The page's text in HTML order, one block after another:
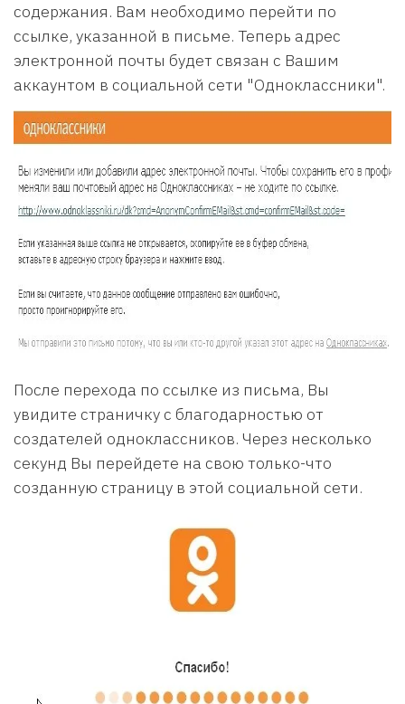
содержания. Вам необходимо перейти по
ссылке, указанной в письме. Теперь адрес
электронной почты будет связан с Вашим
аккаунтом в социальной сети "Одноклассники".
После перехода по ссылке из письма, Вы
увидите страничку с благодарностью от
создателей одноклассников. Через несколько
секунд Вы перейдете на свою только-что
созданную страницу в этой социальной сети.